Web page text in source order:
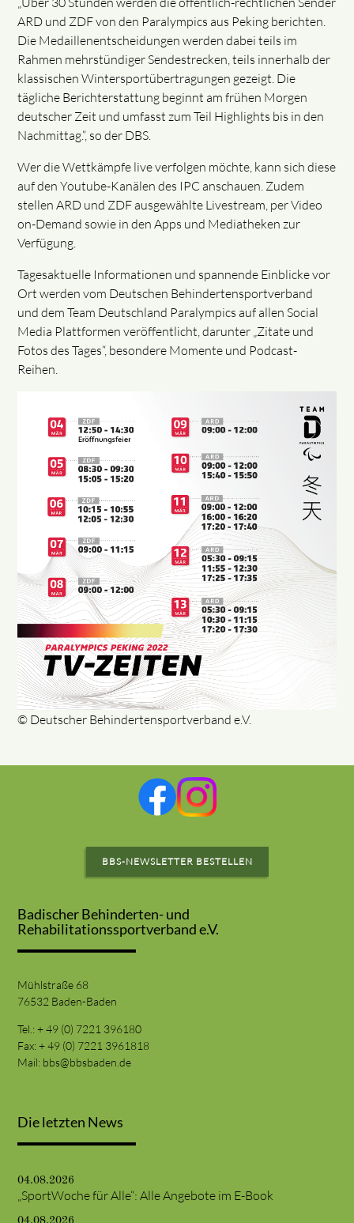
ARD und ZDF von den Paralympics aus Peking berichten.
Die Medaillenentscheidungen werden dabei teils im
Rahmen mehrstündiger Sendestrecken, teils innerhalb der
klassischen Wintersportübertragungen gezeigt. Die
tägliche Berichterstattung beginnt am frühen Morgen
deutscher Zeit und umfasst zum Teil Highlights bis in den
Nachmittag.“, so der DBS.
Wer die Wettkämpfe live verfolgen möchte, kann sich diese
auf den Youtube-Kanälen des IPC anschauen. Zudem
stellen ARD und ZDF ausgewählte Livestream, per Video
on-Demand sowie in den Apps und Mediatheken zur
Verfügung.
Tagesaktuelle Informationen und spannende Einblicke vor
Ort werden vom Deutschen Behindertensportverband
und dem Team Deutschland Paralympics auf allen Social
Media Plattformen veröffentlicht, darunter „Zitate und
Fotos des Tages“, besondere Momente und Podcast-
Reihen.
© Deutscher Behindertensportverband e.V.
BBS-NEWSLETTER BESTELLEN
Badischer Behinderten- und
Rehabilitationssportverband e.V.
Mühlstraße 68
76532 Baden-Baden
Tel.: + 49 (0) 7221 396180
Fax: + 49 (0) 7221 3961818
Mail: bbs@bbsbaden.de
Die letzten News
04.08.2026
„SportWoche für Alle“: Alle Angebote im E-Book
04.08.2026